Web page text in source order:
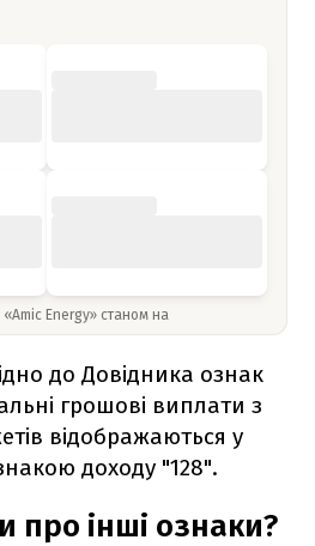
Energy» станом на
до Довідника ознак
грошові виплати з
відображаються у
доходу "128".
про інші ознаки?